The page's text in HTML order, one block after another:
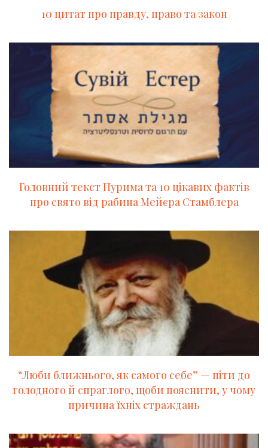
10 цитат про правду, право та закон
Головний текст Пурима та 10 цікавих фактів
про свято від рабина Мейєра Стамблера
“Люби ближнього, як самого себе” — піти до
голодного й спраглого, щоби пояснити, у чому
причина їхніх страждань